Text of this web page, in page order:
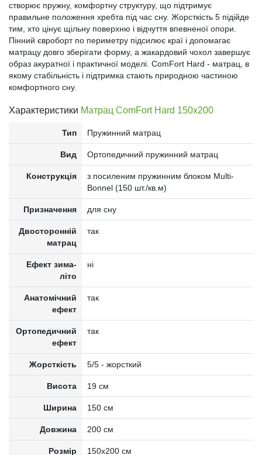
створює пружну, комфортну структуру, що підтримує
правильне положення хребта під час сну. Жорсткість 5 підійде
тим, хто цінує щільну поверхню і відчуття впевненої опори.
Пінний євроборт по периметру підсилює краї і допомагає
матрацу довго зберігати форму, а жакардовий чохол завершує
образ акуратної і практичної моделі. ComFort Hard - матрац, в
якому стабільність і підтримка стають природною частиною
комфортного сну.
Характеристики Матрац ComFort Hard 150x200
Тип Пружинний матрац
Вид Ортопедичний пружинний матрац
Конструкція
з посиленим пружинним блоком Multi-
Bonnel (150 шт./кв.м)
Призначення для сну
Двосторонній
матрац
так
Ефект зима-
літо
ні
Анатомічний
ефект
так
Ортопедичний
ефект
так
Жорсткість 5/5 - жорсткий
Висота 19 см
Ширина 150 см
Довжина 200 см
Розмір 150x200 см